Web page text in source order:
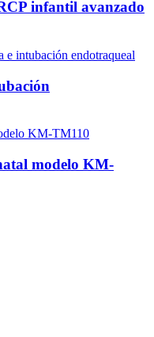
infantil avanzado
modelo KM-